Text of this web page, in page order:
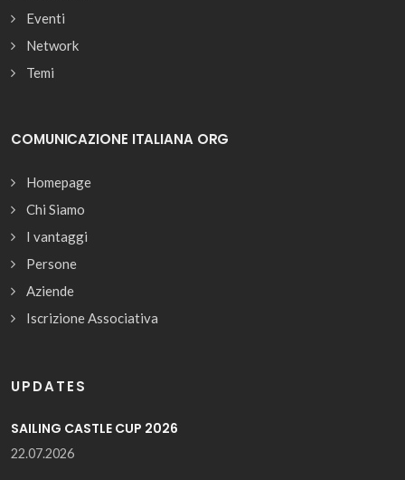
Eventi
Network
Temi
COMUNICAZIONE ITALIANA ORG
Homepage
Chi Siamo
I vantaggi
Persone
Aziende
Iscrizione Associativa
UPDATES
SAILING CASTLE CUP 2026
22.07.2026